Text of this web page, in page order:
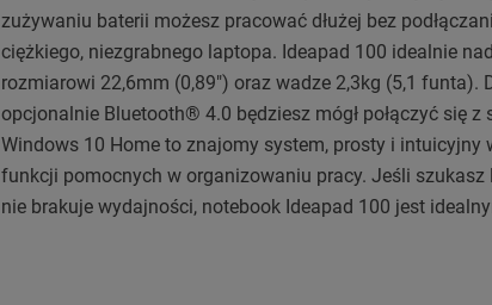
zużywaniu baterii możesz pracować dłużej bez
ciężkiego, niezgrabnego laptopa. Ideapad 100 idealnie
rozmiarowi 22,6mm (0,89") oraz wadze 2,3kg (5,1 funta).
opcjonalnie Bluetooth® 4.0 będziesz mógł połączyć się
Windows 10 Home to znajomy system, prosty i intuicyjny
funkcji pomocnych w organizowaniu pracy. Jeśli
nie brakuje wydajności, notebook Ideapad 100 jest